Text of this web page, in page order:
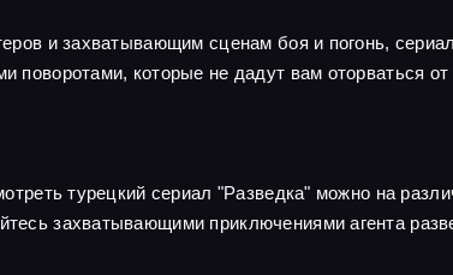
и захватывающим сценам боя и погонь,
поворотами, которые не дадут вам оторваться от
турецкий сериал "Разведка" можно на
захватывающими приключениями агента